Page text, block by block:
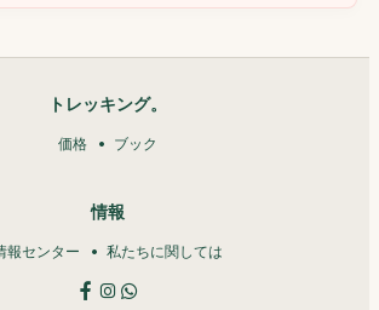
トレッキング。
価格 ブック
情報
報センター 私たちに関しては